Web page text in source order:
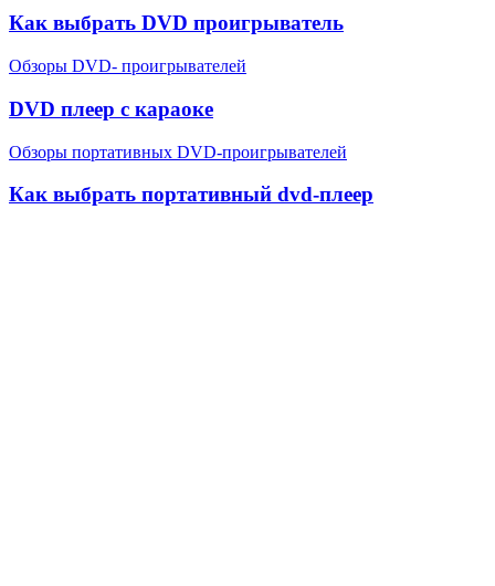
Как выбрать DVD проигрыватель
Обзоры DVD- проигрывателей
DVD плеер с караоке
Обзоры портативных DVD-проигрывателей
Как выбрать портативный dvd-плеер